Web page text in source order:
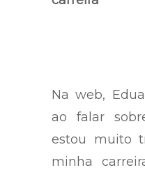
Na web,
ao falar
estou muito
minha